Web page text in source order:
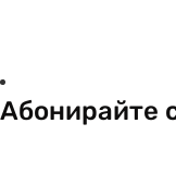
Абонирайте